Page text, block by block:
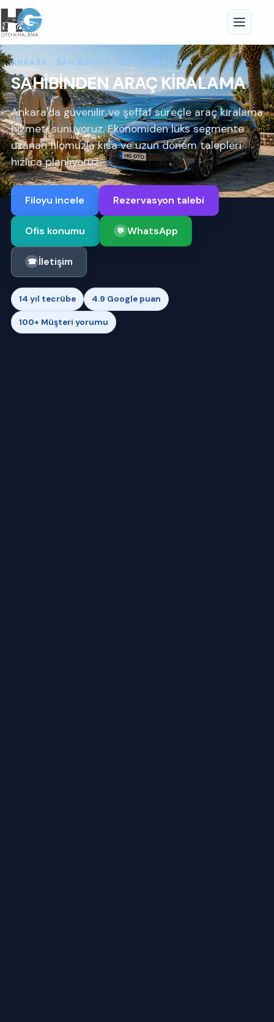
ANKARA · SAHİBİNDEN · ARAÇ KİRALAMA
SAHİBİNDEN ARAÇ KİRALAMA
Ankara'da güvenilir ve şeffaf süreçle araç kiralama
hizmeti sunuyoruz. Ekonomiden lüks segmente
uzanan filomuzla kısa ve uzun dönem talepleri
hızlıca planlıyoruz.
Filoyu incele Rezervasyon talebi
Ofis konumu 💬 WhatsApp
☎ İletişim
14 yıl tecrübe 4.9 Google puan
100+ Müşteri yorumu